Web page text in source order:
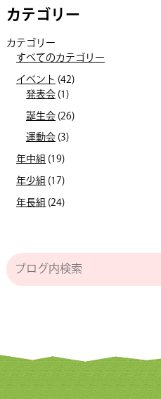
カテゴリー
カテゴリー
すべてのカテゴリー
イベント (42)
発表会(1)
誕生会(26)
運動会(3)
年中組(19)
年少組 (17)
年長組 (24)